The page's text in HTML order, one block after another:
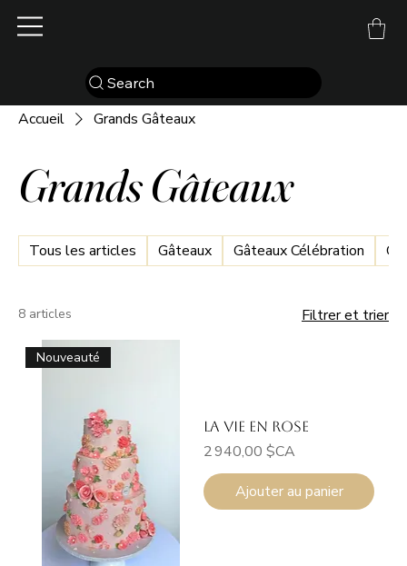
Search
Accueil Grands Gâteaux
Grands Gâteaux
Tous les articles Gâteaux Gâteaux Célébration
8 articles Filtrer et trier
Nouveauté
La Vie en Rose
Prix
2 940,00 $CA
Ajouter au panier